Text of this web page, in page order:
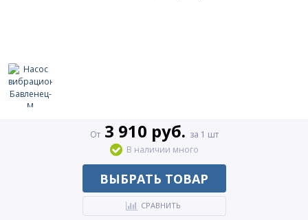
От3 910 руб. за 1 шт
В наличии много
ВЫБРАТЬ ТОВАР
СРАВНИТЬ